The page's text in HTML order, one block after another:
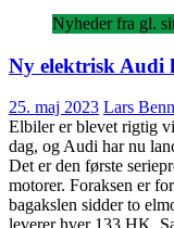
Nyheder fra gl.
Ny elektrisk Audi
25. maj 2023 Lars
Elbiler er blevet rigtig
dag, og Audi har nu
Det er den første
motorer. Foraksen er
bagakslen sidder to